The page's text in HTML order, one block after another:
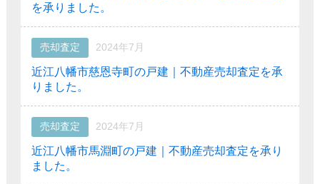
を承りました。
売却査定 2024年7月
近江八幡市慈恩寺町の戸建｜不動産売却査定を承
りました。
売却査定 2024年7月
近江八幡市馬淵町の戸建｜不動産売却査定を承り
ました。